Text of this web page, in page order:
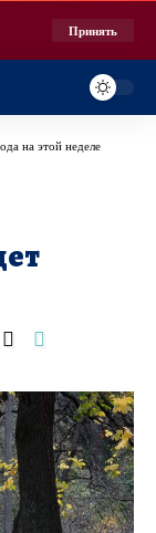
Принять
на этой неделе